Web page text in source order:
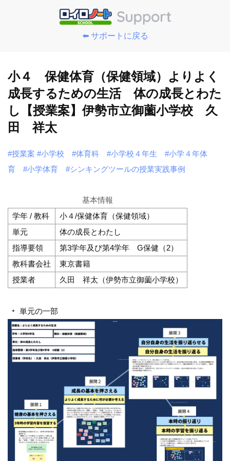
⬅️ サポートに戻る
小４ 保健体育（保健領域）よりよく
成長するための生活 体の成長とわた
し【授業案】伊勢市立御薗小学校 久
田 祥太
#授業案 #小学校 #体育科 #小学校４年生
#小学４年体
育
#小学体育 #シンキングツールの授業実践事例
基本情報
学年 / 教科
小４/保健体育（保健領域）
単元
体の成長とわたし
指導要領
第3学年及び第4学年 G保健（2）
教科書会社
東京書籍
授業者
久田 祥太（伊勢市立御薗小学校）
単元の一部